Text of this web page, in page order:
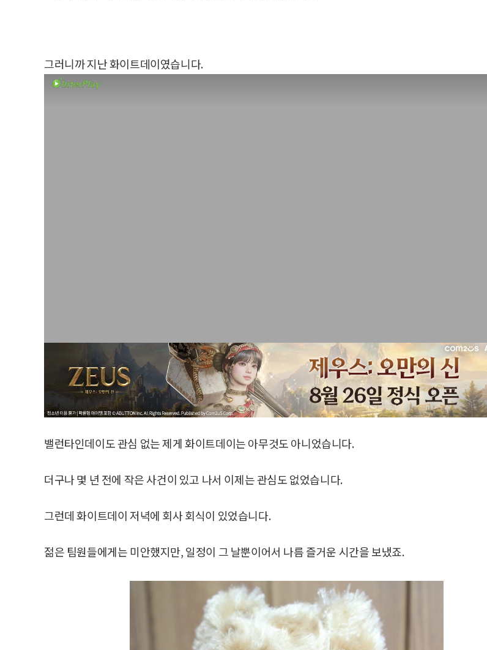
그러니까 지난 화이트데이였습니다.
밸런타인데이도 관심 없는 제게 화이트데이는 아무것도 아니었습니다.
더구나 몇 년 전에 작은 사건이 있고 나서 이제는 관심도 없었습니다.
그런데 화이트데이 저녁에 회사 회식이 있었습니다.
젊은 팀원들에게는 미안했지만, 일정이 그 날뿐이어서 나름 즐거운 시간을 보냈죠.